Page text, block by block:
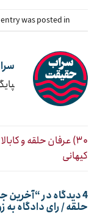
was posted in
۳۰) عرفان حلقه و
کیهانی
4 دیدگاه در “ آخرین
حلقه / رای دادگاه